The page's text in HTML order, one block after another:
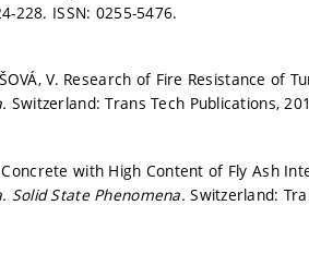
228. ISSN: 0255-5476.
V. Research of Fire Resistance of
Switzerland: Trans Tech Publications,
Concrete with High Content of Fly Ash
Solid State Phenomena.Switzerland: